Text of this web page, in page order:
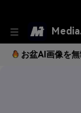
お盆AI画像を